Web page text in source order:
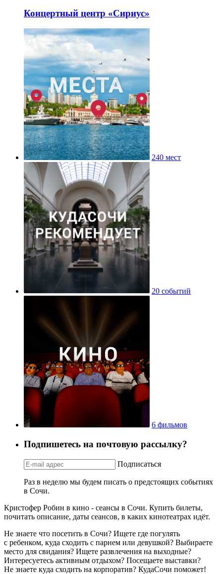
Концертный центр «Сириус»
240 мест
20 событий
6 фильмов
Подпишетесь на почтовую рассылку?
Подписаться
Раз в неделю мы будем писать о предстоящих событиях
в Сочи.
Кристофер Робин в кино - сеансы в Сочи. Купить билеты,
почитать описание, даты сеансов, в каких кинотеатрах идёт.
Не знаете что посетить в Сочи? Ищете где погулять
с ребенком, куда сходить с парнем или девушкой? Выбираете
место для свидания? Ищете развлечения на выходные?
Интересуетесь активным отдыхом? Посещаете выставки?
Не знаете куда сходить на корпоратив? КудаСочи поможет!